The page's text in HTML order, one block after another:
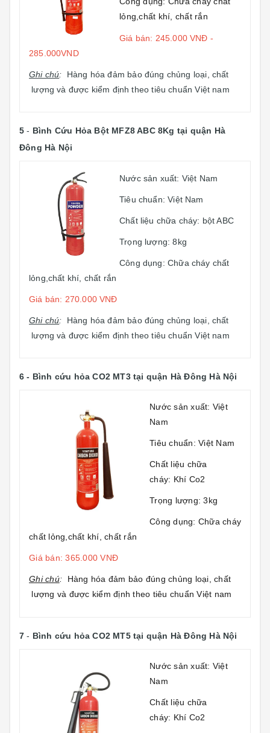
lỏng,chất khí, chất rắn
Giá bán: 245.000 VNĐ -
285.000VND
Ghi chú: Hàng hóa đảm bảo đúng chủng loại, chất
lượng và được kiểm định theo tiêu chuẩn Việt nam
5 - Bình Cứu Hỏa Bột MFZ8 ABC 8Kg tại quận Hà
Đông Hà Nội
Nước sản xuất: Việt Nam
Tiêu chuẩn: Việt Nam
Chất liệu chữa cháy: bột ABC
Trọng lượng: 8kg
Công dụng: Chữa cháy chất
lỏng,chất khí, chất rắn
Giá bán: 270.000 VNĐ
Ghi chú: Hàng hóa đảm bảo đúng chủng loại, chất
lượng và được kiểm định theo tiêu chuẩn Việt nam
6 - Bình cứu hỏa CO2 MT3tại quận Hà Đông Hà Nội
Nước sản xuất: Việt
Nam
Tiêu chuẩn: Việt Nam
Chất liệu chữa
cháy: Khí Co2
Trọng lượng: 3kg
Công dụng: Chữa cháy
chất lỏng,chất khí, chất rắn
Giá bán: 365.000 VNĐ
Ghi chú: Hàng hóa đảm bảo đúng chủng loại, chất
lượng và được kiểm định theo tiêu chuẩn Việt nam
7 - Bình cứu hỏa CO2 MT5tại quận Hà Đông Hà Nội
Nước sản xuất: Việt
Nam
Chất liệu chữa
cháy: Khí Co2